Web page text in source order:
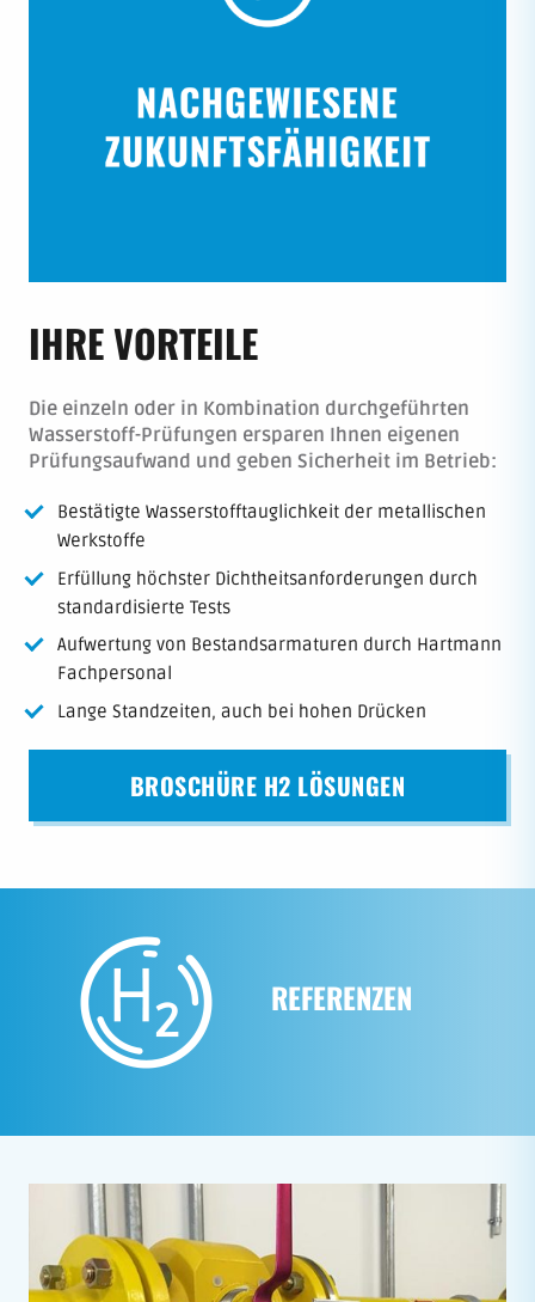
IHRE VORTEILE
Die einzeln oder in Kombination durchgeführten
Wasserstoff-Prüfungen ersparen Ihnen eigenen
Prüfungsaufwand und geben Sicherheit im Betrieb:
Bestätigte Wasserstofftauglichkeit der metallischen
Werkstoffe
Erfüllung höchster Dichtheitsanforderungen durch
standardisierte Tests
Aufwertung von Bestandsarmaturen durch Hartmann
Fachpersonal
Lange Standzeiten, auch bei hohen Drücken
BROSCHÜRE H2 LÖSUNGEN
REFERENZEN